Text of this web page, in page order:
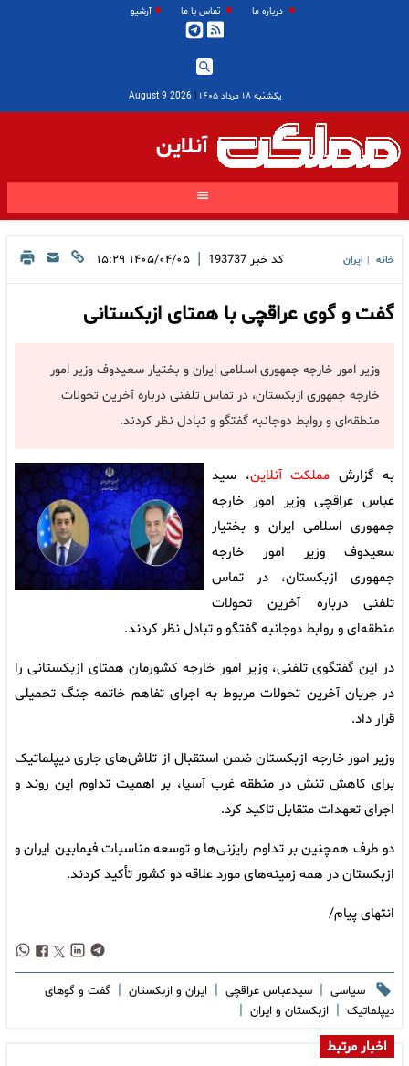
درباره ما تماس با ما آرشیو
یکشنبه ۱۸ مرداد ۱۴۰۵ |
2026 August 9
آنلاین
خانه ایران کد خبر 193737
| ۱۴۰۵/۰۴/۰۵ ۱۵:۲۹
گفت و گوی عراقچی با همتای ازبکستانی
وزیر امور خارجه جمهوری اسلامی ایران و بختیار سعیدوف وزیر امور
خارجه جمهوری ازبکستان، در تماس تلفنی درباره آخرین تحولات
منطقه‌ای و روابط دوجانبه گفتگو و تبادل نظر کردند.
به گزارش مملکت آنلاین، سید
عباس عراقچی وزیر امور خارجه
جمهوری اسلامی ایران و بختیار
سعیدوف وزیر امور خارجه
جمهوری ازبکستان، در تماس
تلفنی درباره آخرین تحولات
منطقه‌ای و روابط دوجانبه گفتگو و تبادل نظر کردند.
در این گفتگوی تلفنی، وزیر امور خارجه کشورمان همتای ازبکستانی را
در جریان آخرین تحولات مربوط به اجرای تفاهم خاتمه جنگ تحمیلی
قرار داد.
وزیر امور خارجه ازبکستان ضمن استقبال از تلاش‌های جاری دیپلماتیک
برای کاهش تنش در منطقه غرب آسیا، بر اهمیت تداوم این روند و
اجرای تعهدات متقابل تاکید کرد.
دو طرف همچنین بر تداوم رایزنی‌ها و توسعه مناسبات فیمابین ایران و
ازبکستان در همه زمینه‌های مورد علاقه دو کشور تأکید کردند.
انتهای پیام/
سیاسی | سیدعباس عراقچی | ایران و ازبکستان | گفت و گوهای
دیپلماتیک | ازبکستان و ایران |
اخبار مرتبط